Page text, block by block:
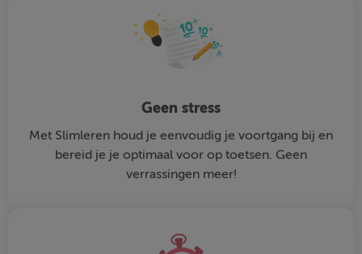
Geen stress
Met Slimleren houd je eenvoudig je voortgang bij en
bereid je je optimaal voor op toetsen. Geen
verrassingen meer!